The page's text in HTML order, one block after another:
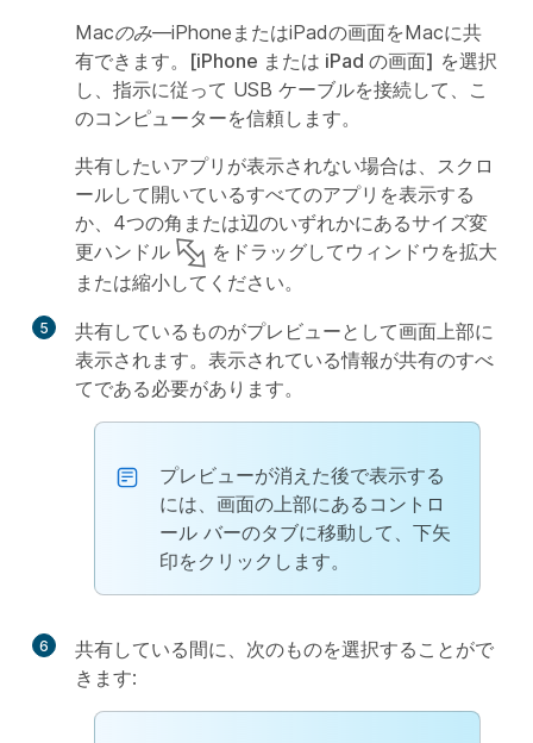
Macのみ—iPhoneまたはiPadの画面をMacに共
有できます。 [iPhone または iPad の画面] を選択
し、指示に従って USB ケーブルを接続して、こ
のコンピューターを信頼します。
共有したいアプリが表示されない場合は、スクロ
ールして開いているすべてのアプリを表示する
か、4つの角または辺のいずれかにあるサイズ変
更ハンドル
をドラッグしてウィンドウを拡大
または縮小してください。
5
共有しているものがプレビューとして画面上部に
表示されます。表示されている情報が共有のすべ
てである必要があります。
プレビューが消えた後で表示する
には、画面の上部にあるコントロ
ール バーのタブに移動して、下矢
印をクリックします。
6
共有している間に、次のものを選択することがで
きます: